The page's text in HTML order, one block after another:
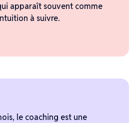
apparaît souvent comme
à suivre.
le coaching est une